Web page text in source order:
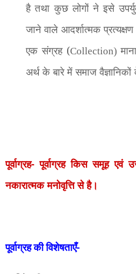
है तथा कुछ लोगों ने इसे
जाने वाले आदर्शात्मक
एक संग्रह (Collection)
अर्थ के बारे में समाज
पूर्वाग्रह- पूर्वाग्रह किस समूह
नकारात्मक मनोवृत्ति से है।
पूर्वाग्रह कीविशेषताएँ-